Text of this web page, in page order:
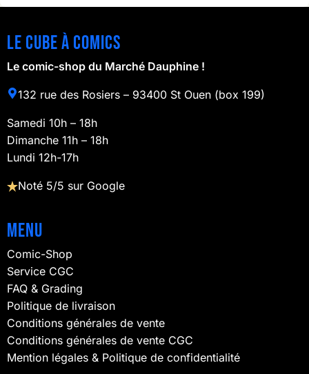
Le cube à comics
Le comic-shop du Marché Dauphine !
132 rue des Rosiers – 93400 St Ouen (box 199)
Samedi 10h – 18h
Dimanche 11h – 18h
Lundi 12h-17h
Noté 5/5 sur Google
Menu
Comic-Shop
Service CGC
FAQ & Grading
Politique de livraison
Conditions générales de vente
Conditions générales de vente CGC
Mention légales & Politique de confidentialité